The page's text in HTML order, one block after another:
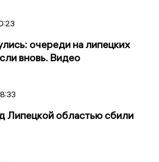
очереди на липецких
вновь. Видео
Липецкой областью сбили